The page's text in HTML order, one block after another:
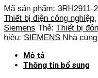
Mã sản phẩm: 3RH2911-
Thiết bị điện công nghiệp,
Siemens Thẻ: Thiết bị
hiệu: SIEMENS Nhà
Mô tả
Thông tin bổ sung